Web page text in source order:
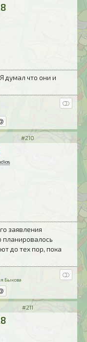
думал что они и
#210
заявления
планировалось
до тех пор, пока
Быкова
#211